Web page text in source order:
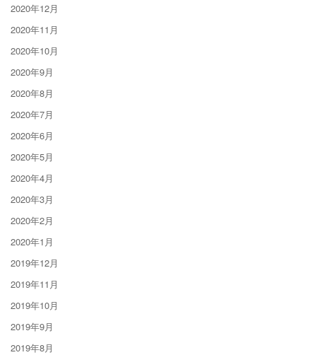
2020年12月
2020年11月
2020年10月
2020年9月
2020年8月
2020年7月
2020年6月
2020年5月
2020年4月
2020年3月
2020年2月
2020年1月
2019年12月
2019年11月
2019年10月
2019年9月
2019年8月